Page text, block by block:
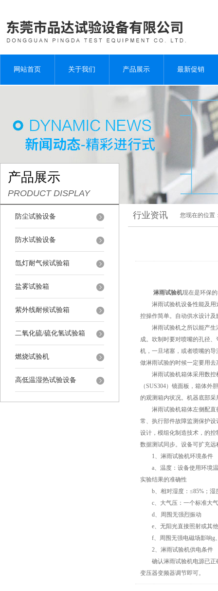
网站首页 关于我们 产品展示 最新促销
产品展示
PRODUCT DISPLAY
防尘试验设备
防水试验设备
氙灯耐气候试验箱
盐雾试验箱
紫外线耐候试验箱
二氧化硫/硫化氢试验箱
燃烧试验机
高低温湿热试验设备
行业资讯 您现在的位置
淋雨试验机现在是环保
淋雨试验机设备性能及用
控操作简单。自动供水设计
淋雨试验机之所以能产生
成。吹制时要对喷嘴的孔径
机，一旦堵塞，或者喷嘴的
做淋雨试验的时候一定要用去
淋雨试验机箱体采用数控
（SUS304）镜面板，箱体
的观测箱内状况。机器底部
淋雨试验机箱体左侧配直径
常、执行部件故障监测保护
设计，模组化制造技术，的
数据测试同步。设备可扩充
1、淋雨试验机环境条件
a、温度：设备使用环境温
实验结果的准确性
b、相对湿度：≤85%；湿
c、大气压：一个标准大气
d、周围无强烈振动
e、无阳光直接照射或其他
f、周围无强电磁场影响g
2、淋雨试验机供电条件
确认淋雨试验机电源已正确
变压器变频器调节即可。